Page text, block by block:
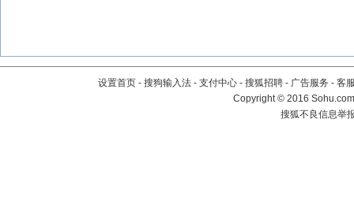
设置首页 - 搜狗输入法 - 支付中心 - 搜狐招聘 - 广告服务 - 客
Copyright©2016
搜狐不良信息举